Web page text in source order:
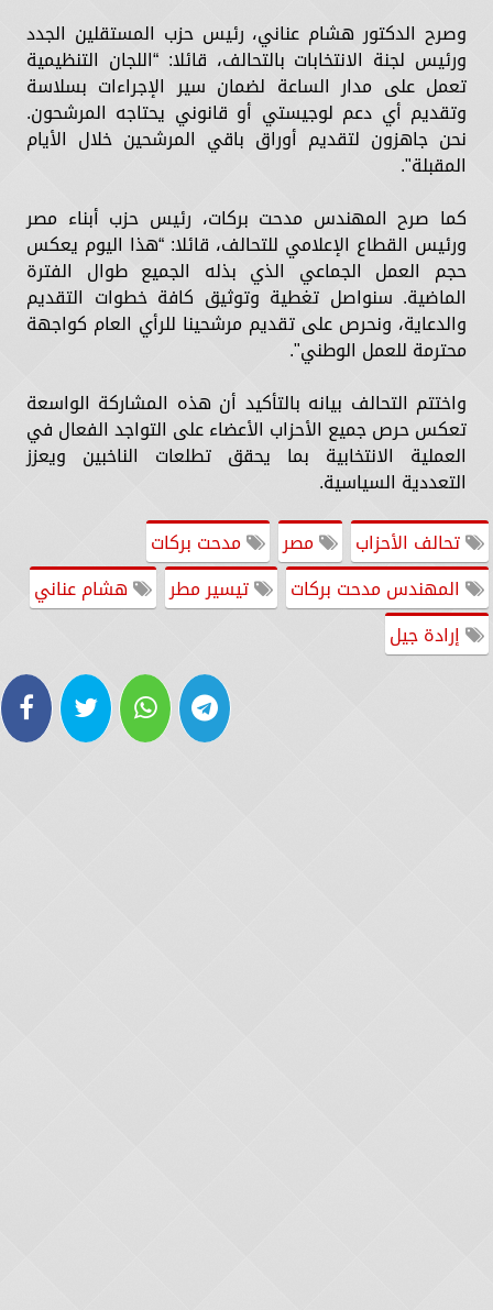
وصرح الدكتور هشام عناني، رئيس حزب المستقلين الجدد
ورئيس لجنة الانتخابات بالتحالف، قائلا: “اللجان التنظيمية
تعمل على مدار الساعة لضمان سير الإجراءات بسلاسة
وتقديم أي دعم لوجيستي أو قانوني يحتاجه المرشحون.
نحن جاهزون لتقديم أوراق باقي المرشحين خلال الأيام
المقبلة".
كما صرح المهندس مدحت بركات، رئيس حزب أبناء مصر
ورئيس القطاع الإعلامي للتحالف، قائلا: “هذا اليوم يعكس
حجم العمل الجماعي الذي بذله الجميع طوال الفترة
الماضية. سنواصل تغطية وتوثيق كافة خطوات التقديم
والدعاية، ونحرص على تقديم مرشحينا للرأي العام كواجهة
محترمة للعمل الوطني".
واختتم التحالف بيانه بالتأكيد أن هذه المشاركة الواسعة
تعكس حرص جميع الأحزاب الأعضاء على التواجد الفعال في
العملية الانتخابية بما يحقق تطلعات الناخبين ويعزز
التعددية السياسية.
تحالف الأحزاب
مصر
مدحت بركات
المهندس مدحت بركات
تيسير مطر
هشام عناني
إرادة جيل